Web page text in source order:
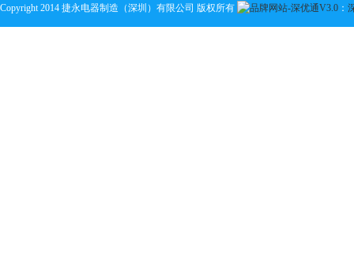
Copyright 2014 捷永电器制造（深圳）有限公司 版权所有 ：